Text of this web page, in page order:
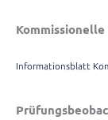
Informationsblatt